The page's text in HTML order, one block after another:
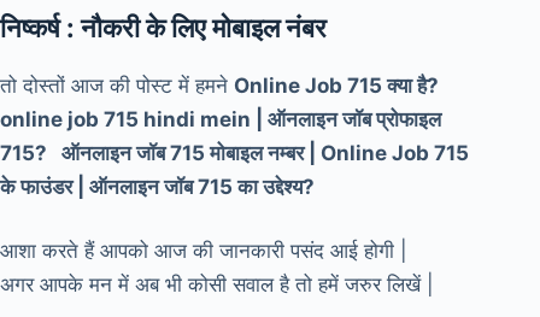
निष्कर्ष : नौकरी के लिए मोबाइल नंबर
तो दोस्तों आज की पोस्ट में हमने Online Job 715 क्या है?
online job 715 hindi mein | ऑनलाइन जॉब प्रोफाइल
715? ऑनलाइन जॉब 715 मोबाइल नम्बर | Online Job 715
के फाउंडर | ऑनलाइन जॉब 715 का उद्देश्य?
आशा करते हैं आपको आज की जानकारी पसंद आई होगी |
अगर आपके मन में अब भी कोसी सवाल है तो हमें जरुर लिखें |